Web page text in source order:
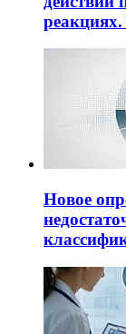
Новое